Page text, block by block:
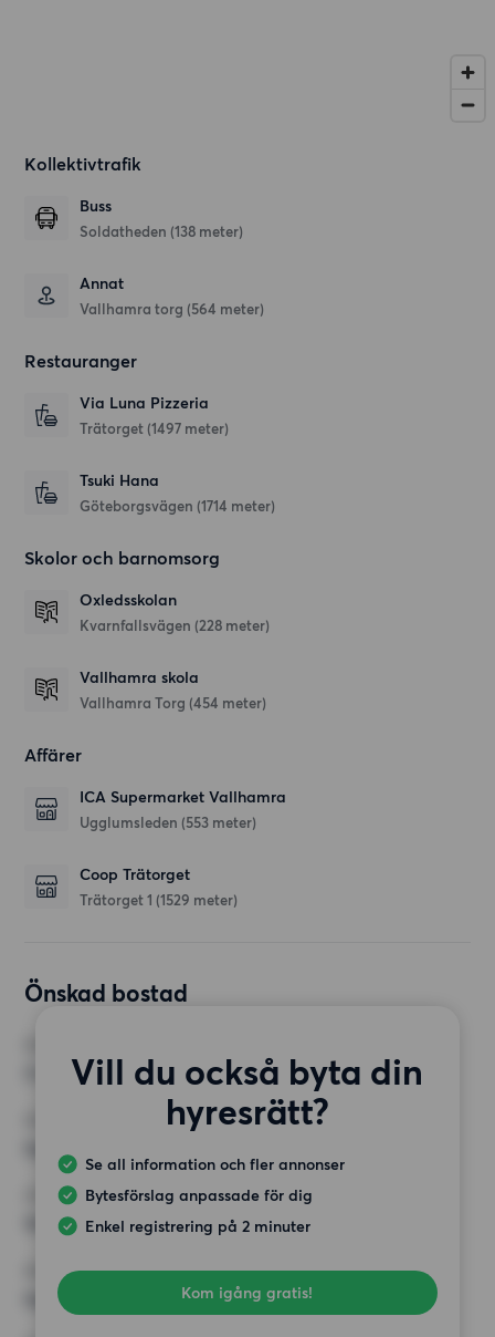
Kollektivtrafik
Buss
Soldatheden (138 meter)
Annat
Vallhamra torg (564 meter)
Restauranger
Via Luna Pizzeria
Trätorget (1497 meter)
Tsuki Hana
Göteborgsvägen (1714 meter)
Skolor och barnomsorg
Oxledsskolan
Kvarnfallsvägen (228 meter)
Vallhamra skola
Vallhamra Torg (454 meter)
Affärer
ICA Supermarket Vallhamra
Ugglumsleden (553 meter)
Coop Trätorget
Trätorget 1 (1529 meter)
Önskad bostad
Vill du också byta din
hyresrätt?
Se all information och fler annonser
Bytesförslag anpassade för dig
Enkel registrering på 2 minuter
Kom igång gratis!
MINST ANTAL KVADRATMETER
HÖGSTA HYRA
14 000 kr
Inga speciella krav